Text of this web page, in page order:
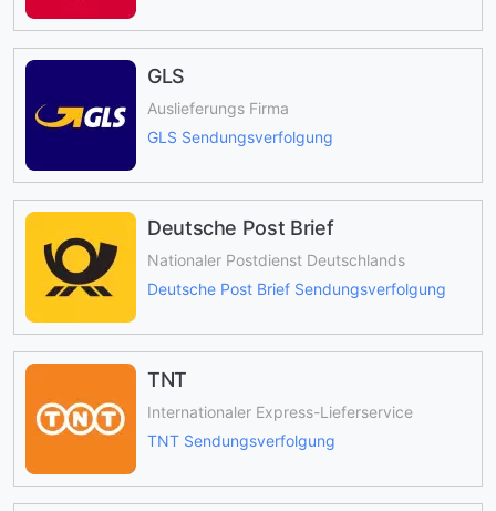
GLS
Auslieferungs Firma
GLS Sendungsverfolgung
Deutsche Post Brief
Nationaler Postdienst Deutschlands
Deutsche Post Brief Sendungsverfolgung
TNT
Internationaler Express-Lieferservice
TNT Sendungsverfolgung